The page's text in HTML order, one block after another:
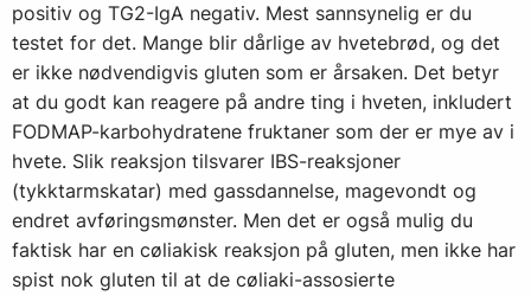
positiv og TG2-IgA negativ. Mest sannsynelig er du
testet for det. Mange blir dårlige av hvetebrød, og det
er ikke nødvendigvis gluten som er årsaken. Det betyr
at du godt kan reagere på andre ting i hveten, inkludert
FODMAP-karbohydratene fruktaner som der er mye av i
hvete. Slik reaksjon tilsvarer IBS-reaksjoner
(tykktarmskatar) med gassdannelse, magevondt og
endret avføringsmønster. Men det er også mulig du
faktisk har en cøliakisk reaksjon på gluten, men ikke har
spist nok gluten til at de cøliaki-assosierte